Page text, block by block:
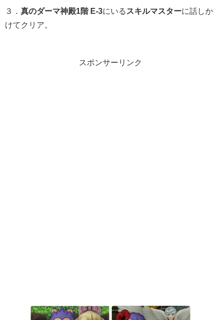
３． 真のダーマ神殿1階 E-3にいる スキルマスターに話しか
けてクリア。
スポンサーリンク